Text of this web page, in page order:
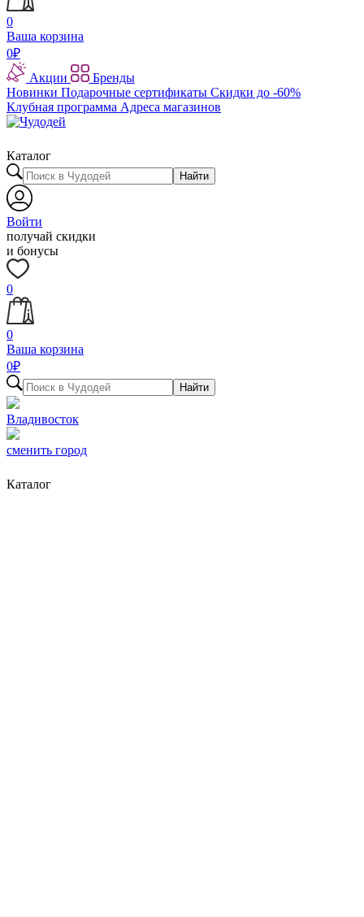
0
Ваша корзина
0₽
Акции
Бренды
Новинки Подарочные сертификаты Скидки до -60%
Клубная программа Адреса магазинов
Каталог
Найти
Войти
получай скидки
и бонусы
0
0
Ваша корзина
0₽
Найти
Владивосток
сменить город
Каталог